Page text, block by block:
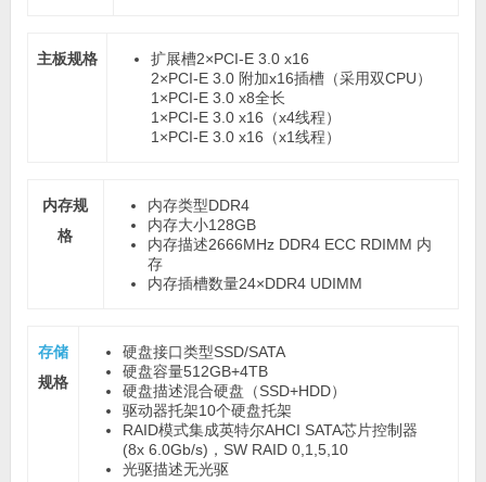
主板规格 扩展槽2×PCI-E 3.0 x16
2×PCI-E 3.0 附加x16插槽（采用双CPU）
1×PCI-E 3.0 x8全长
1×PCI-E 3.0 x16（x4线程）
1×PCI-E 3.0 x16（x1线程）
内存规
格
内存类型DDR4
内存大小128GB
内存描述2666MHz DDR4 ECC RDIMM 内
存
内存插槽数量24×DDR4 UDIMM
存储
规格
硬盘接口类型SSD/SATA
硬盘容量512GB+4TB
硬盘描述混合硬盘（SSD+HDD）
驱动器托架10个硬盘托架
RAID模式集成英特尔AHCI SATA芯片控制器
(8x 6.0Gb/s)，SW RAID 0,1,5,10
光驱描述无光驱